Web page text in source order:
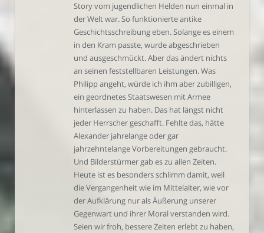
Story vom jugendlichen Helden nun einmal in
der Welt war. So funktionierte antike
Geschichtsschreibung eben. Solange es einem
in den Kram passte, wurde abgeschrieben
und ausgeschmückt. Aber das ändert nichts
an seinen feststellbaren Leistungen. Was
Philipp angeht, würde ich ihm aber zubilligen,
ein geordnetes Staatswesen mit Armee
hinterlassen zu haben. Das hat längst nicht
jeder Herrscher geschafft. Fehlte das, hätte
Alexander jahrelange oder gar
jahrzehntelange Vorbereitungen gebraucht.
Und Bilderstürmer gab es zu allen Zeiten.
Heute ist es besonders schlimm damit, weil
die Vergangenheit wie im Mittelalter, wie vor
der Aufklärung nur als Äußerung unserer
Gegenwart und ihrer Moral verstanden wird.
Seien wir froh, bessere Zeiten erlebt zu haben,